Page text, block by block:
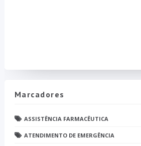
Marcadores
ASSISTÊNCIA FARMACÊUTICA
ATENDIMENTO DE EMERGÊNCIA